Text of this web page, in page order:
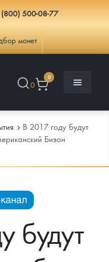
500-08-77
монет
0
0
В 2017 году будут
Бизон
будут